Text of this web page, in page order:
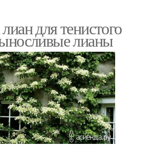
для тенистого
лианы